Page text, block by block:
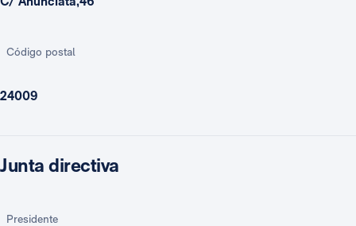
Código postal
24009
Junta directiva
Presidente